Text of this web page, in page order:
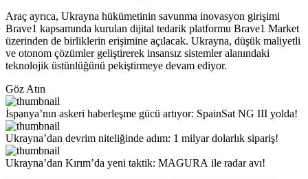
Araç ayrıca, Ukrayna hükümetinin savunma inovasyon girişimi
Brave1 kapsamında kurulan dijital tedarik platformu Brave1 Market
üzerinden de birliklerin erişimine açılacak. Ukrayna, düşük maliyetli
ve otonom çözümler geliştirerek insansız sistemler alanındaki
teknolojik üstünlüğünü pekiştirmeye devam ediyor.
Göz Atın
İspanya’nın askeri haberleşme gücü artıyor: SpainSat NG III yolda!
Ukrayna’dan devrim niteliğinde adım: 1 milyar dolarlık sipariş!
Ukrayna’dan Kırım’da yeni taktik: MAGURA ile radar avı!